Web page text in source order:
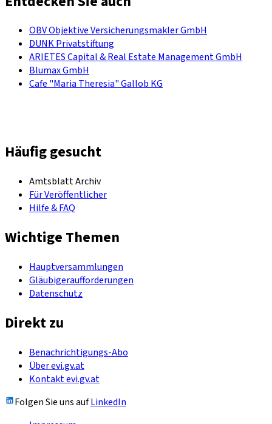
OBV Objektive Versicherungsmakler GmbH
DUNK Privatstiftung
ARIETES Capital & Real Estate Management GmbH
Blumax GmbH
Cafe "Maria Theresia" Gallob KG
Häufig gesucht
Amtsblatt Archiv
Für Veröffentlicher
Hilfe & FAQ
Wichtige Themen
Hauptversammlungen
Gläubigeraufforderungen
Datenschutz
Direkt zu
Benachrichtigungs-Abo
Über evi.gv.at
Kontakt evi.gv.at
Folgen Sie uns aufLinkedIn